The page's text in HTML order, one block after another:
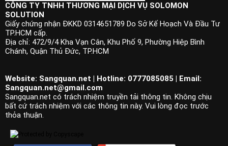
CÔNG TY TNHH THƯƠNG MẠI DỊCH VỤ SOLOMON
SOLUTION
Giấy chứng nhận ĐKKD 0314651789 Do Sở Kế Hoạch Và Đầu Tư
TP.HCM cấp.
Địa chỉ: 472/9/4 Kha Vạn Cân, Khu Phố 9, Phường Hiệp Bình
Chánh, Quận Thủ Đức, TP.HCM
Website: Sangquan.net | Hotline: 0777085085 | Email:
Sangquan.net@gmail.com
Sangquan.net có trách nhiệm truyền tải thông tin. Không chịu
bất cứ trách nhiệm với các thông tin này. Vui lòng đọc trước
thỏa thuận.